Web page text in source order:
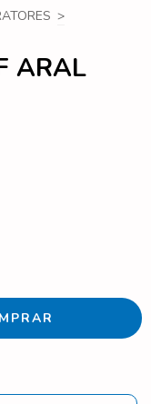
>
ARAL